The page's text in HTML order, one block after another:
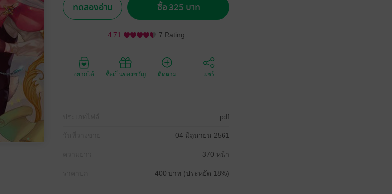
ทดลองอ่าน ซื้อ 325 บาท
4.71 7 Rating
อยากได้ ซื้อเป็นของขวัญ ติดตาม แชร์
pdf
04 มิถุนายน 2561
370 หน้า
400 บาท (ประหยัด 18%)